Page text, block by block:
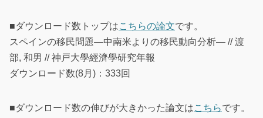
■ダウンロード数トップはこちらの論文です。
スペインの移民問題―中南米よりの移民動向分析― // 渡
部, 和男 // 神戸大學經濟學研究年報
ダウンロード数(8月)：333回
■ダウンロード数の伸びが大きかった論文はこちらです。